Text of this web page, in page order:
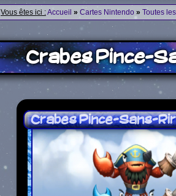
Vous êtes ici :Accueil » Cartes Nintendo » Toutes
Crabes Pince-
Crabes Pince-Sans-